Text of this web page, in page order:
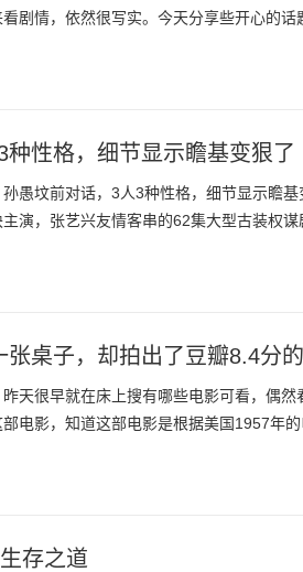
剧情，依然很写实。今天分享些开心的
性格，细节显示瞻基变狠了
愚坟前对话，3人3种性格，细节显示瞻
演，张艺兴友情客串的62集大型古装权
桌子，却拍出了豆瓣8.4分
天很早就在床上搜有哪些电影可看，偶
电影，知道这部电影是根据美国1957年
存之道